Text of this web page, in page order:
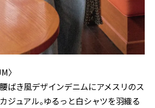
〉
ばき風デザインデニムにアメスリのス
ジュアル。ゆるっと白シャツを羽織る